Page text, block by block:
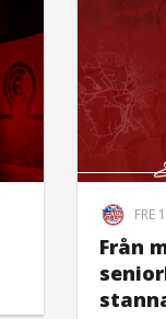
FRE
Från